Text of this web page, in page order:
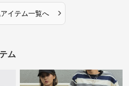
アイテム一覧へ ›
ム